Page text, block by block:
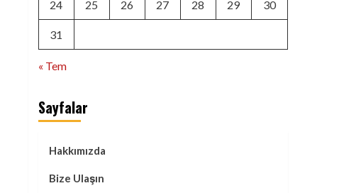
24 25 26 27 28 29 30
31
« Tem
Sayfalar
Hakkımızda
Bize Ulaşın